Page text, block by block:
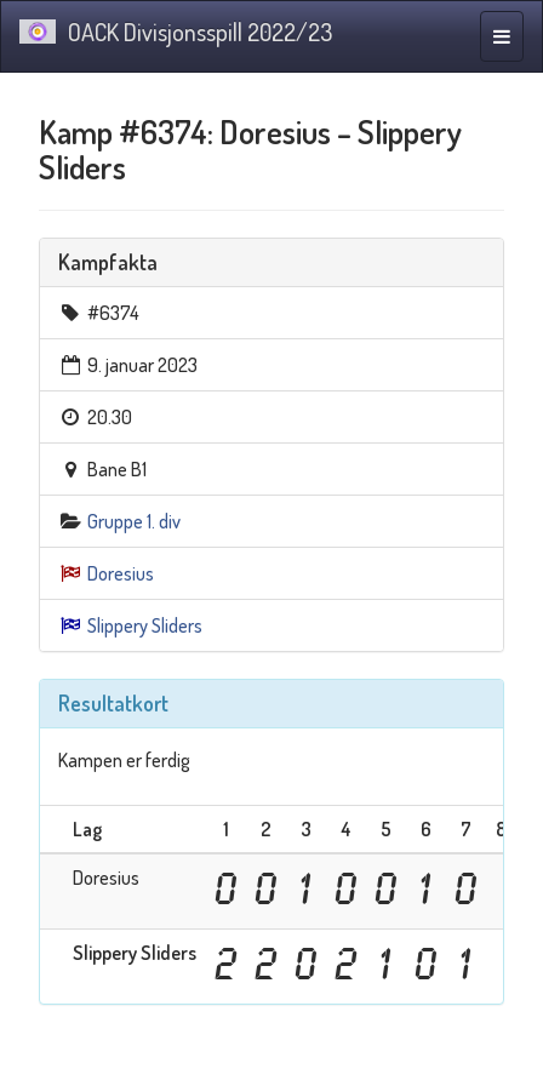
OACK Divisjonsspill 2022/23
Kamp #6374: Doresius – Slippery
Sliders
Kampfakta
#6374
9. januar 2023
20.30
Bane B1
Gruppe 1. div
Doresius
Slippery Sliders
Resultatkort
Kampen er ferdig
Lag 1 2 3 4 5 6 7 8
Doresius
0 0 1 0 0 1 0
Slippery Sliders 2 2 0 2 1 0 1